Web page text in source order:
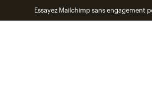
Essayez Mailchimp sans engagement